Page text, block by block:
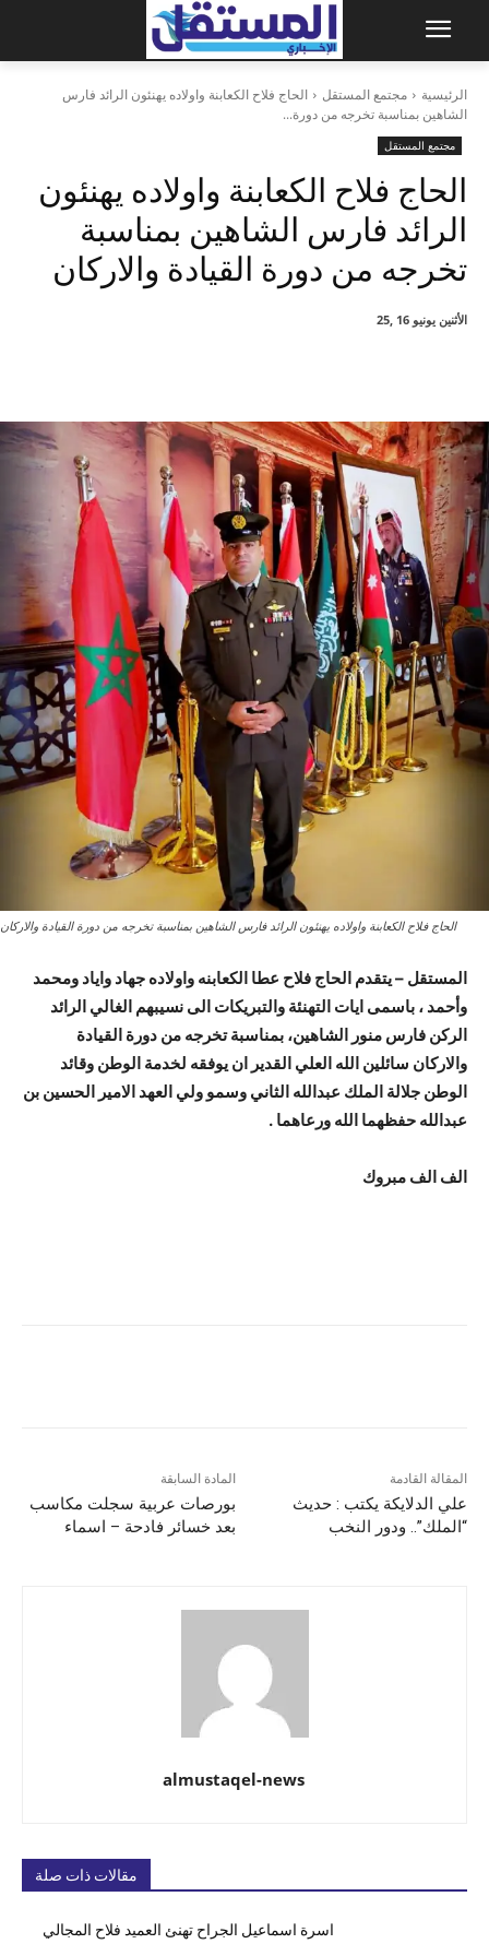
الرئيسية مجتمع المستقل
الحاج فلاح الكعابنة واولاده يهنئون الرائد فارس
الشاهين بمناسبة تخرجه من دورة...
مجتمع المستقل
الحاج فلاح الكعابنة واولاده يهنئون
الرائد فارس الشاهين بمناسبة
تخرجه من دورة القيادة والاركان
الأثنين يونيو 16 ,25
الحاج فلاح الكعابنة واولاده يهنئون الرائد فارس الشاهين بمناسبة تخرجه من دورة القيادة والاركان
المستقل – يتقدم الحاج فلاح عطا الكعابنه واولاده جهاد واياد ومحمد
وأحمد ، باسمى ايات التهنئة والتبريكات الى نسيبهم الغالي الرائد
الركن فارس منور الشاهين، بمناسبة تخرجه من دورة القيادة
والاركان سائلين الله العلي القدير ان يوفقه لخدمة الوطن وقائد
الوطن جلالة الملك عبدالله الثاني وسمو ولي العهد الامير الحسين بن
عبدالله حفظهما الله ورعاهما .
الف الف مبروك
المادة السابقة
بورصات عربية سجلت مكاسب
بعد خسائر فادحة – اسماء
المقالة القادمة
علي الدلايكة يكتب : حديث
“الملك”.. ودور النخب
almustaqel-news
مقالات ذات صلة
اسرة اسماعيل الجراح تهنئ العميد فلاح المجالي